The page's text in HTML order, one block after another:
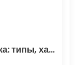
Выбор вилочного погрузчика: типы, характеристики и области применения